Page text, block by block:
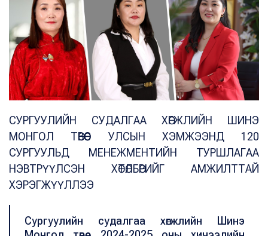
СУРГУУЛИЙН СУДАЛГАА ХӨГЖЛИЙН ШИНЭ
МОНГОЛ ТӨВӨӨС УЛСЫН ХЭМЖЭЭНД 120
СУРГУУЛЬД МЕНЕЖМЕНТИЙН ТУРШЛАГАА
НЭВТРҮҮЛСЭН ХӨТӨЛБӨРИЙГ АМЖИЛТТАЙ
ХЭРЭГЖҮҮЛЛЭЭ
Сургуулийн судалгаа хөгжлийн Шинэ